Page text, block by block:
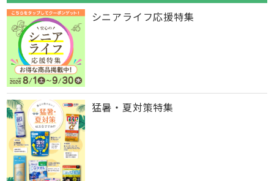
シニアライフ応援特集
猛暑・夏対策特集